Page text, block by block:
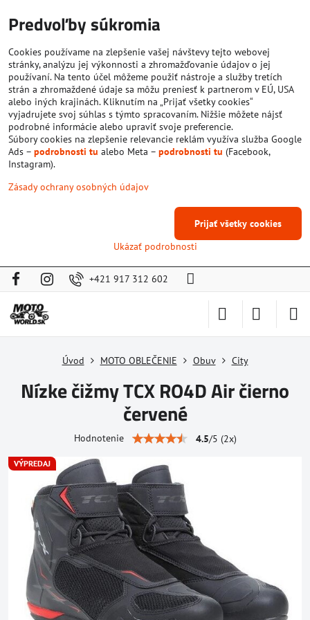
+421 917 312 602
VÝPREDAJ
Úvod MOTO OBLEČENIE Obuv City
Nízke čižmy TCX RO4D Air čierno
červené
Hodnotenie 4.5/5 (2x)
Predvoľby súkromia
Cookies používame na zlepšenie vašej návštevy tejto webovej
stránky, analýzu jej výkonnosti a zhromažďovanie údajov o jej
používaní. Na tento účel môžeme použiť nástroje a služby tretích
strán a zhromaždené údaje sa môžu preniesť k partnerom v EÚ, USA
alebo iných krajinách. Kliknutím na „Prijať všetky cookies“
vyjadrujete svoj súhlas s týmto spracovaním. Nižšie môžete nájsť
podrobné informácie alebo upraviť svoje preferencie.
Súbory cookies na zlepšenie relevancie reklám využíva služba Google
Ads – podrobnosti tu alebo Meta – podrobnosti tu (Facebook,
Instagram).
Zásady ochrany osobných údajov
Ukázať podrobnosti
Prijať všetky cookies